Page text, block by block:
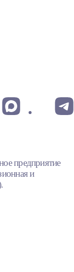
предприятие
и